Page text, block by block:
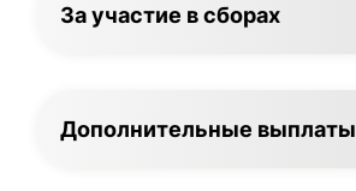
За участие в сборах
Дополнительные выплаты